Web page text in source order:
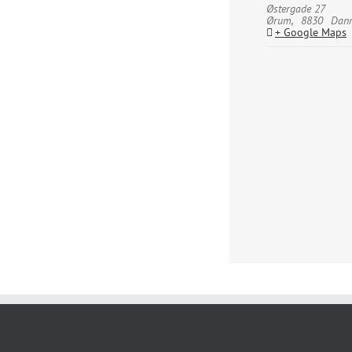
Østergade 27
Ørum, 8830
+ Google Maps